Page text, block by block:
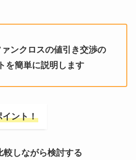
ンクロスの値引き交渉の
を簡単に説明します
イント！
較しながら検討する